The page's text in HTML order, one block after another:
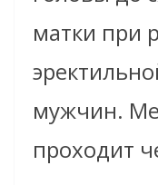
матки при
мужчин.
проходит